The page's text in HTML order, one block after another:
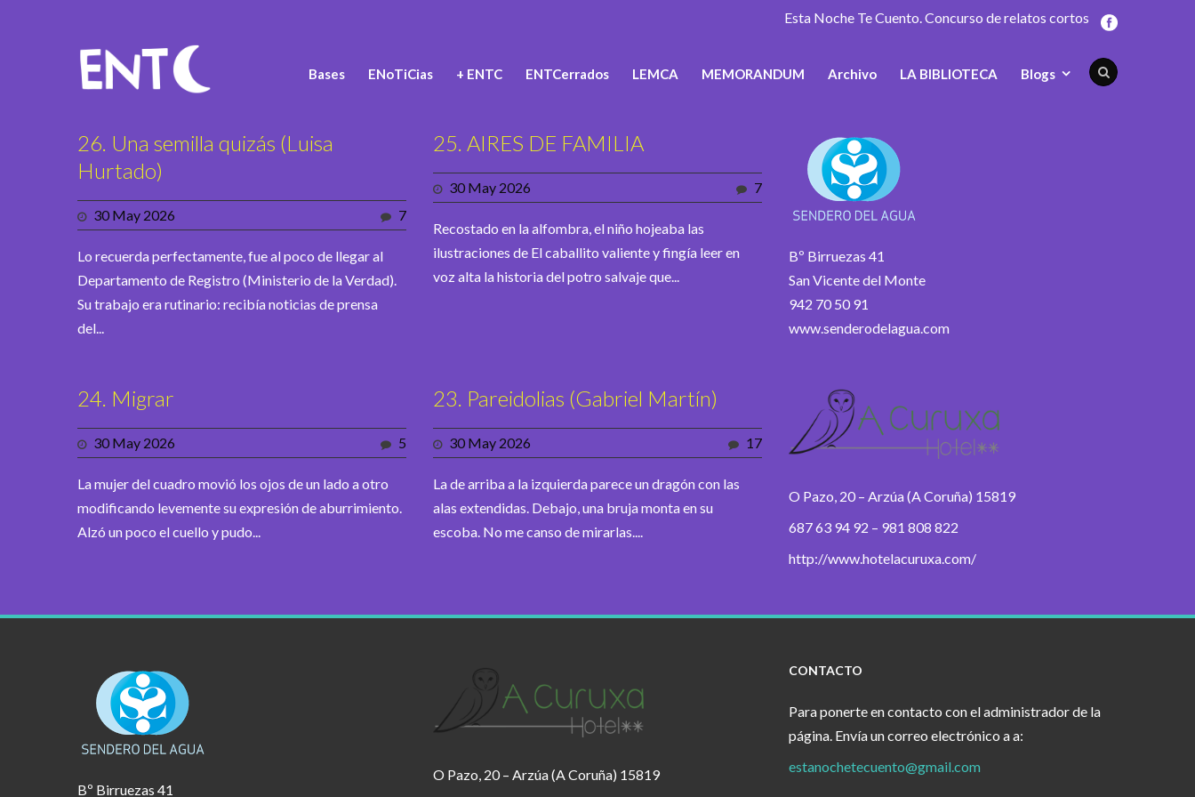
Esta Noche Te Cuento. Concurso de relatos cortos
Bases ENoTiCias + ENTC ENTCerrados LEMCA MEMORANDUM Archivo LA BIBLIOTECA Blogs
26. Una semilla quizás (Luisa
Hurtado)
30 May 2026 7
Lo recuerda perfectamente, fue al poco de llegar al
Departamento de Registro (Ministerio de la Verdad).
Su trabajo era rutinario: recibía noticias de prensa
del...
25. AIRES DE FAMILIA
30 May 2026 7
Recostado en la alfombra, el niño hojeaba las
ilustraciones de El caballito valiente y fingía leer en
voz alta la historia del potro salvaje que...
24. Migrar
30 May 2026 5
La mujer del cuadro movió los ojos de un lado a otro
modificando levemente su expresión de aburrimiento.
Alzó un poco el cuello y pudo...
23. Pareidolias (Gabriel Martín)
30 May 2026 17
La de arriba a la izquierda parece un dragón con las
alas extendidas. Debajo, una bruja monta en su
escoba. No me canso de mirarlas....
Bº Birruezas 41
San Vicente del Monte
942 70 50 91
www.senderodelagua.com
O Pazo, 20 – Arzúa (A Coruña) 15819
687 63 94 92 – 981 808 822
http://www.hotelacuruxa.com/
Bº Birruezas 41
O Pazo, 20 – Arzúa (A Coruña) 15819
CONTACTO
Para ponerte en contacto con el administrador de la
página. Envía un correo electrónico a a:
estanochetecuento@gmail.com